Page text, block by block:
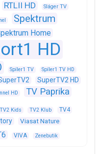
RTLII HD Sláger TV
Spektrum
Home
HD
Spíler1 TV
Spíler1 TV HD
SuperTV2 HD
HD TV Paprika
TV2 Kids TV2 Klub TV4
Viasat Nature
VIVA Zenebutik